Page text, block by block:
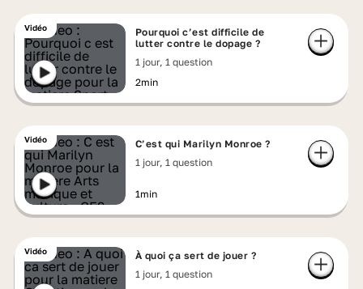
Vidéo
Pourquoi c’est difficile de
lutter contre le dopage ?
1 jour, 1 question
2min
Vidéo
C’est qui Marilyn Monroe ?
1 jour, 1 question
1min
Vidéo
À quoi ça sert de jouer ?
1 jour, 1 question